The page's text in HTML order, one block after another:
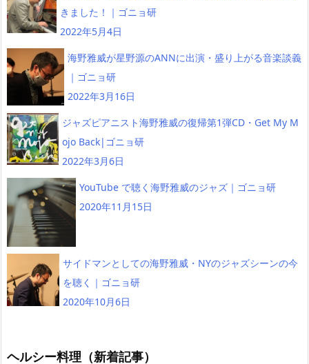
きました！｜ゴニョ研
2022年5月4日
海野雅威が星野源のANNに出演・盛り上がる音楽談義
｜ゴニョ研
2022年3月16日
ジャズピアニスト海野雅威の復帰第1弾CD・Get My M
ojo Back|ゴニョ研
2022年3月6日
YouTube で聴く海野雅威のジャズ｜ゴニョ研
2020年11月15日
サイドマンとしての海野雅威・NYのジャズシーンの今
を聴く｜ゴニョ研
2020年10月6日
ヘルシー料理（新着記事）